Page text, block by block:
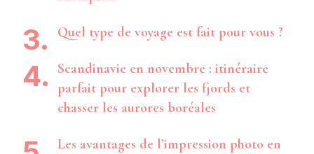
Quel type de voyage est fait pour vous ?
Scandinavie en novembre : itinéraire
parfait pour explorer les fjords et
chasser les aurores boréales
Les avantages de l’impression photo en